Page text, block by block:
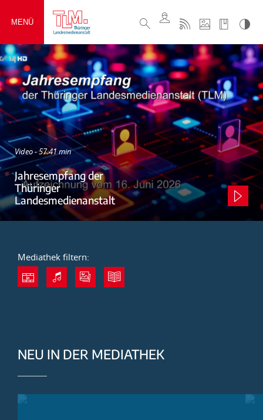
MENÜ
Video - 57:41 min
Jahresempfang der
Thüringer
Landesmedienanstalt
Mediathek filtern:
NEU IN DER MEDIATHEK